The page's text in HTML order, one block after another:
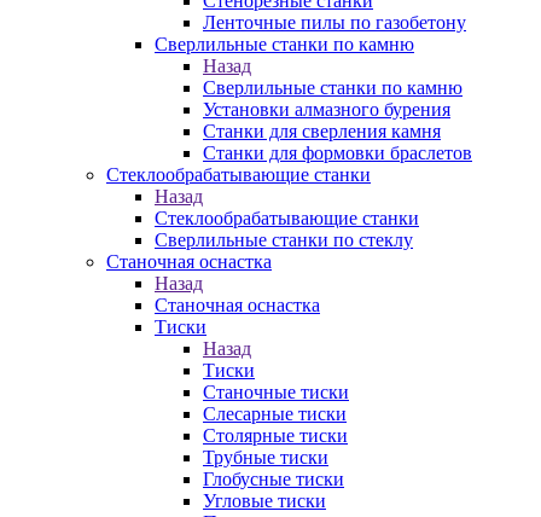
Ленточные пилы по газобетону
Сверлильные станки по камню
Назад
Сверлильные станки по камню
Установки алмазного бурения
Станки для сверления камня
Станки для формовки браслетов
Стеклообрабатывающие станки
Назад
Стеклообрабатывающие станки
Сверлильные станки по стеклу
Станочная оснастка
Назад
Станочная оснастка
Тиски
Назад
Тиски
Станочные тиски
Слесарные тиски
Столярные тиски
Трубные тиски
Глобусные тиски
Угловые тиски